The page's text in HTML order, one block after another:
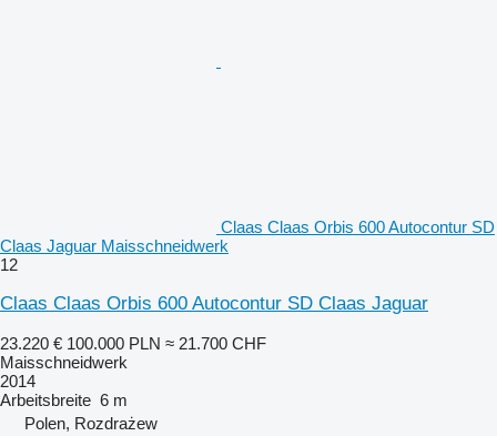
Claas Claas Orbis 600 Autocontur SD
Claas Jaguar Maisschneidwerk
12
Claas Claas Orbis 600 Autocontur SD Claas Jaguar
23.220 € 100.000 PLN ≈ 21.700 CHF
Maisschneidwerk
2014
Arbeitsbreite 6 m
Polen, Rozdrażew